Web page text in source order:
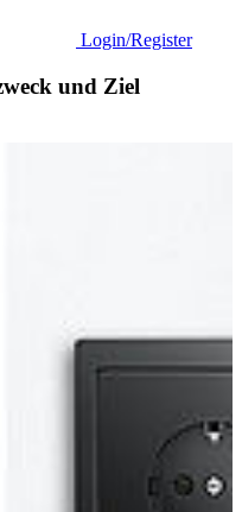
Login/Register
und Ziel